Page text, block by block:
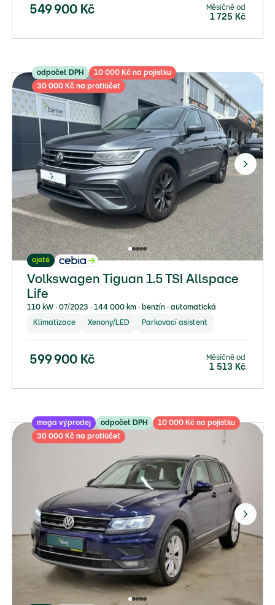
549 900 Kč Měsíčně od
1 725 Kč
odpočet DPH
10 000 Kč na pojistku
30 000 Kč na protiúčet
ojeté
Volkswagen Tiguan 1.5 TSI Allspace
Life
110 kW ∙ 07/2023 ∙ 144 000 km ∙ benzín ∙ automatická
Klimatizace Xenony/LED Parkovací asistent
599 900 Kč Měsíčně od
1 513 Kč
mega výprodej odpočet DPH
10 000 Kč na pojistku
30 000 Kč na protiúčet